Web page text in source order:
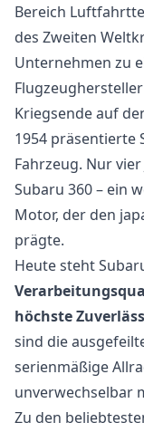
Bereich
des Zweiten
Unternehmen zu
Kriegsende auf
1954 präsentierte
Fahrzeug. Nur
Subaru 360 – ein
Motor, der den
prägte.
Heute steht
höchste
sind die
serienmäßige
unverwechselbar
Zu den